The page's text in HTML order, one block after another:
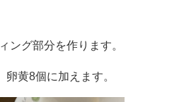
ング部分を作ります。
黄8個に加えます。